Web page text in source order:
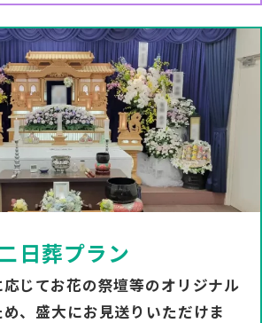
日葬プラン
じてお花の祭壇等のオリジナル
、盛大にお見送りいただけま